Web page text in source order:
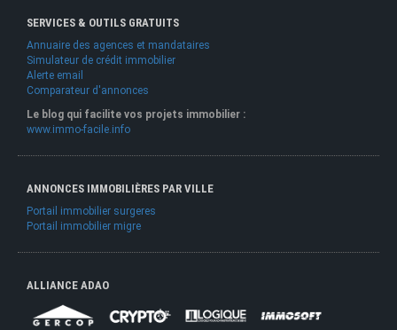
SERVICES & OUTILS GRATUITS
Annuaire des agences et mandataires
Simulateur de crédit immobilier
Alerte email
Comparateur d'annonces
Le blog qui facilite vos projets immobilier :
www.immo-facile.info
ANNONCES IMMOBILIÈRES PAR VILLE
Portail immobilier surgeres
Portail immobilier migre
ALLIANCE ADAO